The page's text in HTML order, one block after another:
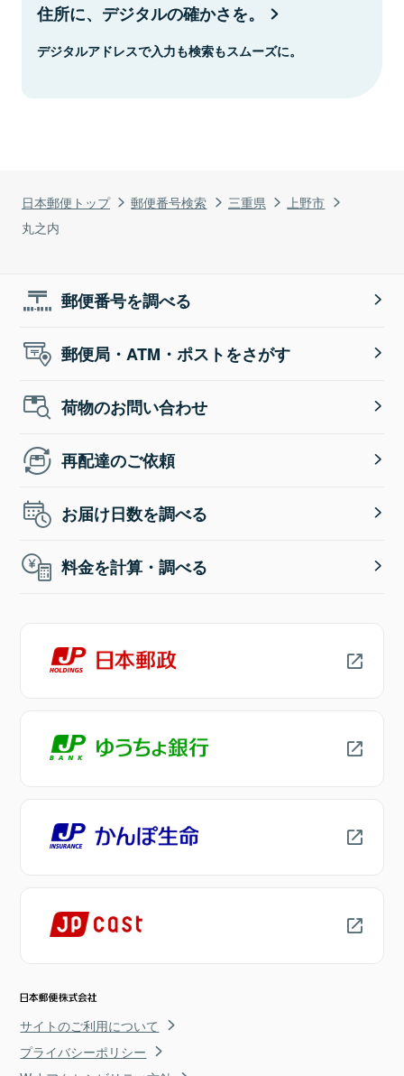
日本郵便トップ 郵便番号検索 三重県
上野市
丸之内
住所に、デジタルの確かさを。
デジタルアドレスで入力も検索もスムーズに。
郵便番号を調べる
郵便局・ATM・ポストをさがす
荷物のお問い合わせ
再配達のご依頼
お届け日数を調べる
料金を計算・調べる
サイトのご利用について
プライバシーポリシー